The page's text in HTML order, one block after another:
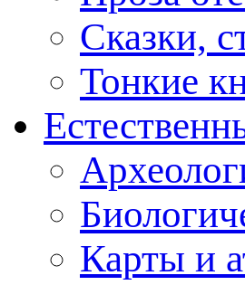
Сказки,
Тонкие
Карты и